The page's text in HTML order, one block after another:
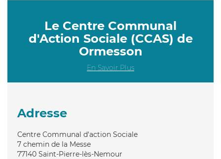
Le Centre Communal
d'Action Sociale (CCAS) de
Ormesson
En Savoir Plus
Adresse
Centre Communal d'action Sociale
7 chemin de la Messe
77140 Saint-Pierre-lès-Nemour